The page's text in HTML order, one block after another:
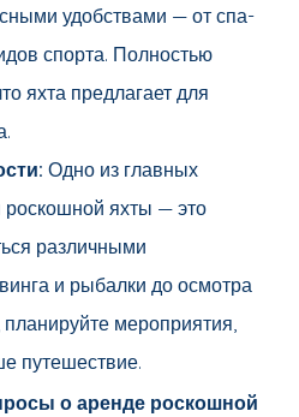
удобствами — от спа-
спорта. Полностью
яхта предлагает для
Одно из главных
яхты — это
различными
и рыбалки до осмотра
мероприятия,
путешествие.
о аренде роскошной